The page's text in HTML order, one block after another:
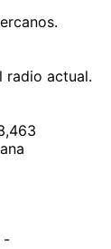
radio actual.
-